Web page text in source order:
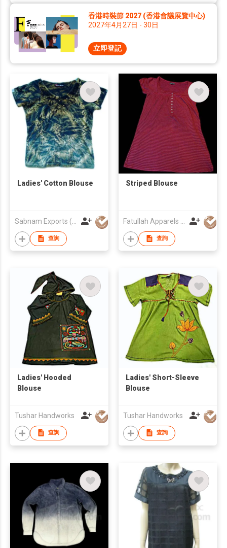
香港時裝節 2027 (香港會議展覽中心)
2027年4月27日 - 30日
立即登記
Ladies' Cotton Blouse
查詢
Striped Blouse
查詢
Ladies' Hooded
Blouse
Tushar Handworks
查詢
Ladies' Short-Sleeve
Blouse
Tushar Handworks
查詢